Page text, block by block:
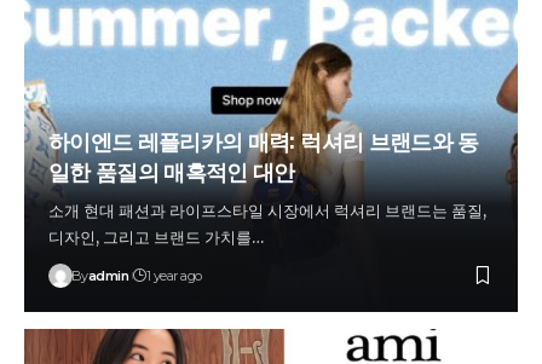
하이엔드 레플리카의 매력: 럭셔리 브랜드와 동
일한 품질의 매혹적인 대안
소개 현대 패션과 라이프스타일 시장에서 럭셔리 브랜드는 품질,
디자인, 그리고 브랜드 가치를…
Byadmin 1 year ago